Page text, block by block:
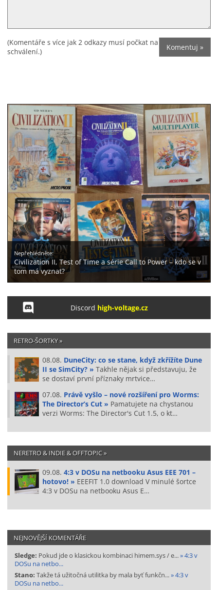
(Komentáře s více jak 2 odkazy musí počkat na
schválení.)
Nepřehlédněte:
Civilization II, Test of Time a série Call to Power – kdo se v
tom má vyznat?
Discord high-voltage.cz
RETRO-ŠORTKY »
08.08. DuneCity: co se stane, když zkřížíte Dune
II se SimCity? » Takhle nějak si představuju, že
se dostaví první příznaky mrtvice…
07.08. Právě vyšlo – nové rozšíření pro Worms:
The Director’s Cut » Pamatujete na chystanou
verzi Worms: The Director's Cut 1.5, o kt…
NERETRO & INDIE & OFFTOPIC »
09.08. 4:3 v DOSu na netbooku Asus EEE 701 –
hotovo! » EEEFIT 1.0 download V minulé šortce
4:3 v DOSu na netbooku Asus E…
NEJNOVĚJŠÍ KOMENTÁŘE
Sledge: Pokud jde o klasickou kombinaci himem.sys / e...» 4:3 v
DOSu na netbo...
Stano: Takže tá užitočná utilitka by mala byť funkčn...» 4:3 v
DOSu na netbo...